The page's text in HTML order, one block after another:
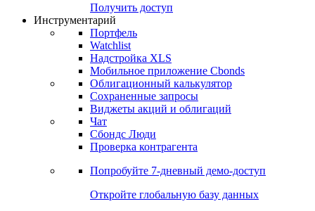
Получить доступ
Инструментарий
Портфель
Watchlist
Надстройка XLS
Мобильное приложение Cbonds
Облигационный калькулятор
Сохраненные запросы
Виджеты акций и облигаций
Чат
Сбондс Люди
Проверка контрагента
Попробуйте 7-дневный демо-доступ
Откройте глобальную базу данных